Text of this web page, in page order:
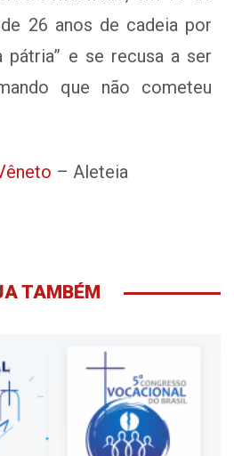
26 anos de cadeia por
pátria” e se recusa a ser
que não cometeu
– Aleteia
TAMBÉM